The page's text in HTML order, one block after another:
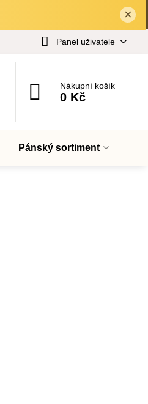
✕×
Panel uživatele
Nákupní košík
0 Kč
Pánský sortiment